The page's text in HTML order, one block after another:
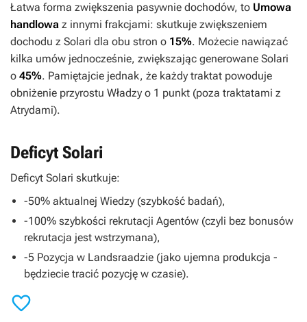
Łatwa forma zwiększenia pasywnie dochodów, to Umowa
handlowa z innymi frakcjami: skutkuje zwiększeniem
dochodu z Solari dla obu stron o 15%. Możecie nawiązać
kilka umów jednocześnie, zwiększając generowane Solari
o 45%. Pamiętajcie jednak, że każdy traktat powoduje
obniżenie przyrostu Władzy o 1 punkt (poza traktatami z
Atrydami).
Deficyt Solari
Deficyt Solari skutkuje:
-50% aktualnej Wiedzy (szybkość badań),
-100% szybkości rekrutacji Agentów (czyli bez bonusów
rekrutacja jest wstrzymana),
-5 Pozycja w Landsraadzie (jako ujemna produkcja -
będziecie tracić pozycję w czasie).
